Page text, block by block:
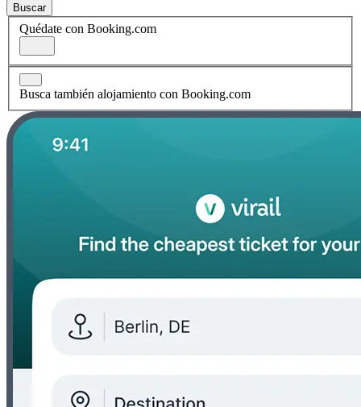
Buscar
Quédate con Booking.com
Busca también alojamiento con Booking.com